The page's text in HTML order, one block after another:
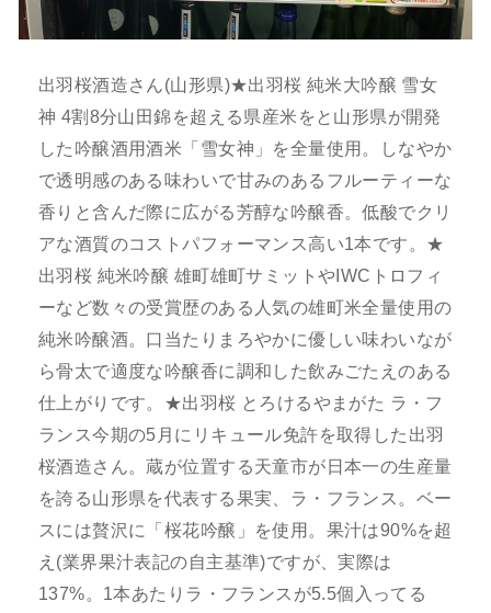
出羽桜酒造さん(山形県)★出羽桜 純米大吟醸 雪女
神 4割8分山田錦を超える県産米をと山形県が開発
した吟醸酒用酒米「雪女神」を全量使用。しなやか
で透明感のある味わいで甘みのあるフルーティーな
香りと含んだ際に広がる芳醇な吟醸香。低酸でクリ
アな酒質のコストパフォーマンス高い1本です。★
出羽桜 純米吟醸 雄町雄町サミットやIWCトロフィ
ーなど数々の受賞歴のある人気の雄町米全量使用の
純米吟醸酒。口当たりまろやかに優しい味わいなが
ら骨太で適度な吟醸香に調和した飲みごたえのある
仕上がりです。★出羽桜 とろけるやまがた ラ・フ
ランス今期の5月にリキュール免許を取得した出羽
桜酒造さん。蔵が位置する天童市が日本一の生産量
を誇る山形県を代表する果実、ラ・フランス。ベー
スには贅沢に「桜花吟醸」を使用。果汁は90%を超
え(業界果汁表記の自主基準)ですが、実際は
137%。1本あたりラ・フランスが5.5個入ってる